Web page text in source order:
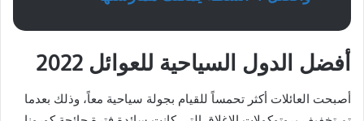
أفضل الدول السياحية للعوائل 2022
أصبحت العائلات أكثر تحمساً للقيام بجولة سياحية معاً، وذلك بعدما